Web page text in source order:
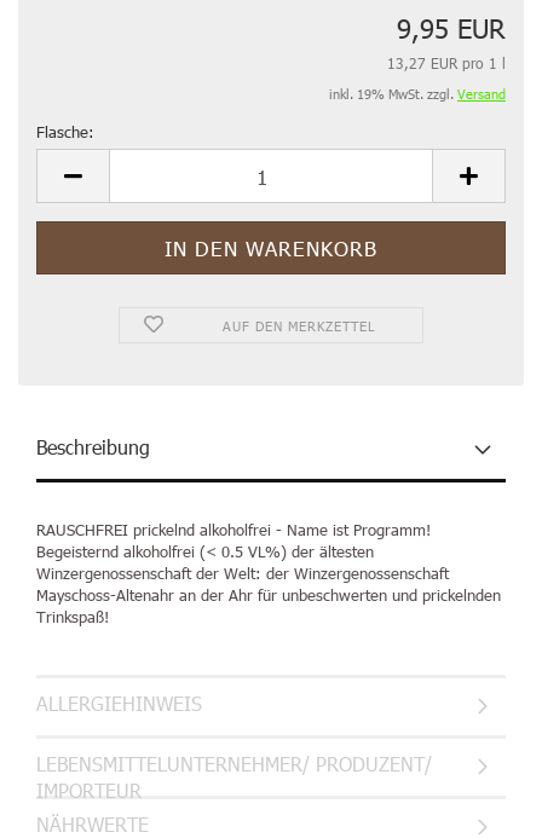
9,95 EUR
13,27 EUR pro 1 l
inkl. 19% MwSt. zzgl. Versand
Flasche:
AUF DEN MERKZETTEL
Beschreibung
RAUSCHFREI prickelnd alkoholfrei - Name ist Programm!
Begeisternd alkoholfrei (< 0.5 VL%) der ältesten
Winzergenossenschaft der Welt: der Winzergenossenschaft
Mayschoss-Altenahr an der Ahr für unbeschwerten und prickelnden
Trinkspaß!
ALLERGIEHINWEIS
LEBENSMITTELUNTERNEHMER/ PRODUZENT/
IMPORTEUR
NÄHRWERTE